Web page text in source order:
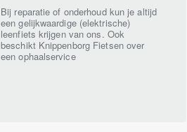
Bij reparatie of onderhoud kun je altijd
een gelijkwaardige (elektrische)
leenfiets krijgen van ons. Ook
beschikt Knippenborg Fietsen over
een ophaalservice